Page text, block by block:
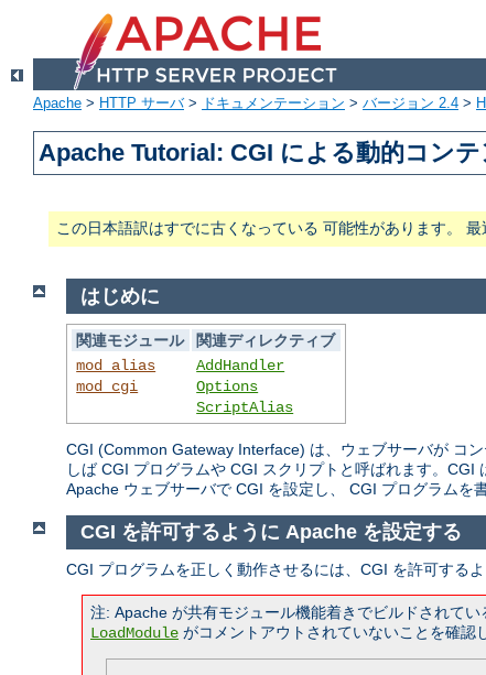
Apache > HTTP サーバ> ドキュメンテーション > バージョン 2.4 >
Apache Tutorial: CGI による動的コンテ
この日本語訳はすでに古くなっている 可能性があります。
はじめに
関連モジュール
関連ディレクティブ
mod_alias
mod_cgi
AddHandler
Options
ScriptAlias
CGI (Common Gateway Interface) は、ウェブサーバが コ
しば CGI プログラムや CGI スクリプトと呼ばれます。
Apache ウェブサーバで CGI を設定し、 CGI プログラムを
CGI を許可するように Apache を設定する
CGI プログラムを正しく動作させるには、CGI を許可する
注: Apache が共有モジュール機能着きでビルドされて
LoadModule がコメントアウトされていないことを確認